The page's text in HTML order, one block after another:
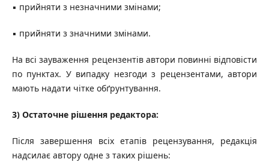
▪ прийняти з незначними змінами;
▪ прийняти з значними змінами.
На всі зауваження рецензентів автори повинні відповісти
по пунктах. У випадку незгоди з рецензентами, автори
мають надати чітке обґрунтування.
3) Остаточне рішення редактора:
Після завершення всіх етапів рецензування, редакція
надсилає автору одне з таких рішень: